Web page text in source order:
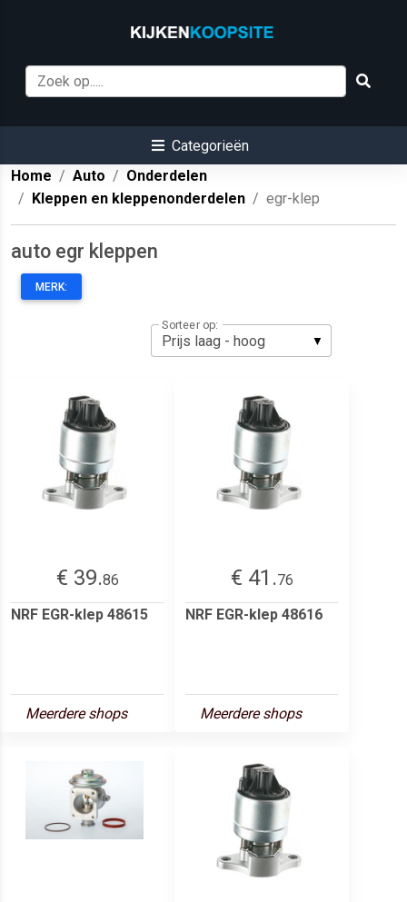
Categorieën
Home
Auto
Onderdelen
Kleppen en kleppenonderdelen
egr-klep
auto egr kleppen
MERK:
Sorteer op:
€ 39.86
NRF EGR-klep 48615
Meerdere shops
€ 41.76
NRF EGR-klep 48616
Meerdere shops